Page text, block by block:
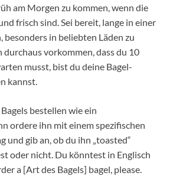
am Morgen zu kommen, wenn die
frisch sind. Sei bereit, lange in einer
besonders in beliebten Läden zu
durchaus vorkommen, dass du 10
musst, bist du deine Bagel-
kannst.
bestellen wie ein
ordere ihn mit einem spezifischen
und gib an, ob du ihn „toasted“
oder nicht. Du könntest in Englisch
a [Art des Bagels] bagel, please.